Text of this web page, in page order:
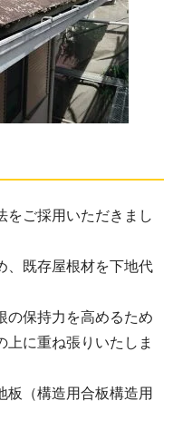
をご採用いただきまし
、既存屋根材を下地代
の保持力を高めるため
上に重ね張りいたしま
板（構造用合板構造用